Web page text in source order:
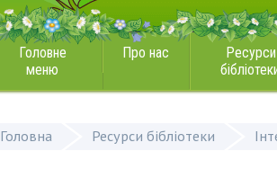
Головне
меню
Про нас
Ресурси
Головна Ресурси бібліотеки